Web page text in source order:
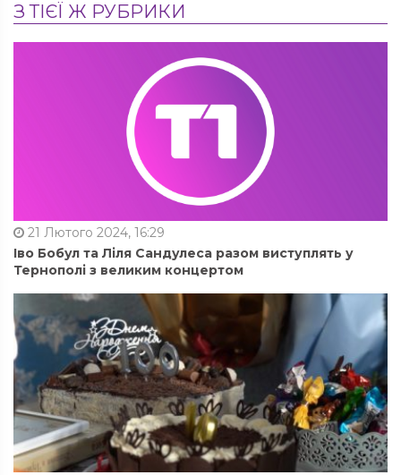
З ТІЄЇ Ж РУБРИКИ
21 Лютого 2024, 16:29
Іво Бобул та Ліля Сандулеса разом виступлять у
Тернополі з великим концертом